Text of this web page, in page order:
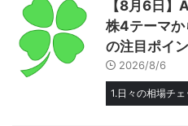
【8月6日】
株4テーマか
の注目ポイ
2026/8/6
1.日々の相場チェ